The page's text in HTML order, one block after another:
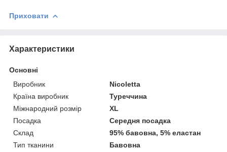
Приховати
Характеристики
Основні
Виробник
Nicoletta
Країна виробник
Туреччина
Міжнародний розмір
XL
Посадка
Середня посадка
Склад
95% бавовна, 5% еластан
Тип тканини
Бавовна